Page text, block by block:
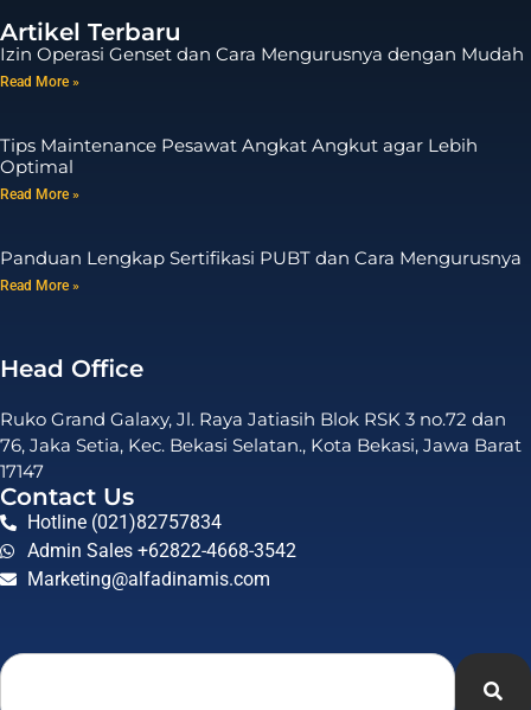
Artikel Terbaru
Izin Operasi Genset dan Cara Mengurusnya dengan Mudah
Read More »
Tips Maintenance Pesawat Angkat Angkut agar Lebih
Optimal
Read More »
Panduan Lengkap Sertifikasi PUBT dan Cara Mengurusnya
Read More »
Head Office
Ruko Grand Galaxy, Jl. Raya Jatiasih Blok RSK 3 no.72 dan
76, Jaka Setia, Kec. Bekasi Selatan., Kota Bekasi, Jawa Barat
17147
Contact Us
Hotline (021)82757834
Admin Sales +62822-4668-3542
Marketing@alfadinamis.com